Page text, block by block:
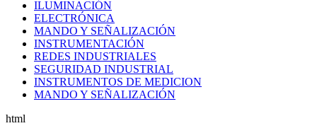
ILUMINACIÓN
ELECTRÓNICA
MANDO Y SEÑALIZACIÓN
INSTRUMENTACIÓN
REDES INDUSTRIALES
SEGURIDAD INDUSTRIAL
INSTRUMENTOS DE MEDICION
MANDO Y SEÑALIZACIÓN
html